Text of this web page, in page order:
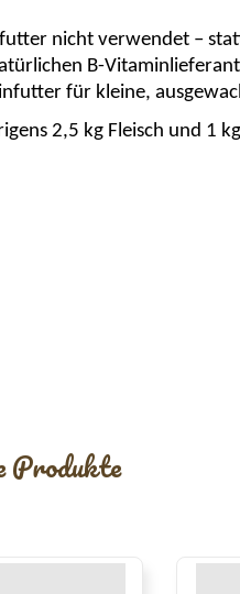
nicht verwendet –
B-
für kleine,
2,5 kg Fleisch und 1
Produkte